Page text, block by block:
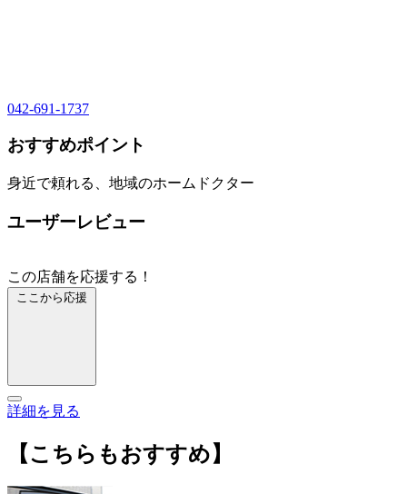
042-691-1737
おすすめポイント
身近で頼れる、地域のホームドクター
ユーザーレビュー
この店舗を応援する！
ここから応援
詳細を見る
【こちらもおすすめ】